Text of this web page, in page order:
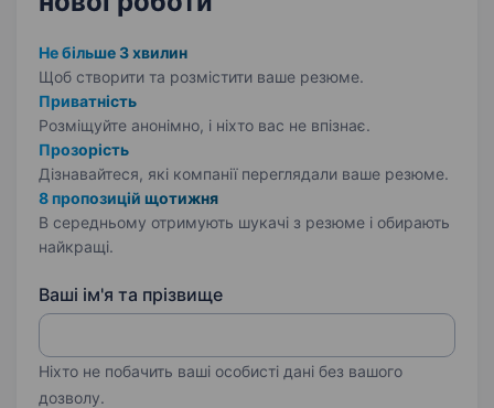
Не більше 3 хвилин
Щоб створити та розмістити ваше резюме.
Приватність
Розміщуйте анонімно, і ніхто вас не впізнає.
Прозорість
Дізнавайтеся, які компанії переглядали ваше резюме.
8 пропозицій щотижня
В середньому отримують шукачі з резюме і обирають
найкращі.
Ваші ім'я та прізвище
Ніхто не побачить ваші особисті дані без вашого
дозволу.